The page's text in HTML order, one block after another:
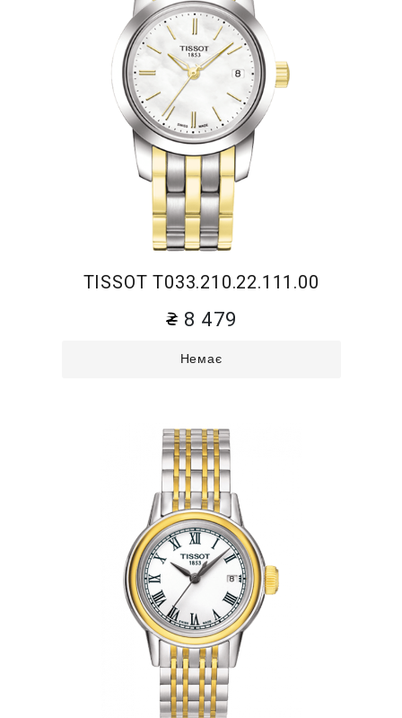
TISSOT T033.210.22.111.00
8 479
Немає